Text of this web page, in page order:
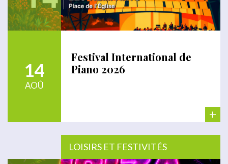
14
AOÛ
Festival International de
Piano 2026
+
LOISIRS ET FESTIVITÉS